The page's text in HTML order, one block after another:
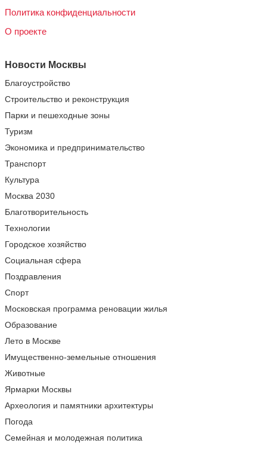
Политика конфиденциальности
О проекте
Новости Москвы
Благоустройство
Строительство и реконструкция
Парки и пешеходные зоны
Туризм
Экономика и предпринимательство
Транспорт
Культура
Москва 2030
Благотворительность
Технологии
Городское хозяйство
Социальная сфера
Поздравления
Спорт
Московская программа реновации жилья
Образование
Лето в Москве
Имущественно-земельные отношения
Животные
Ярмарки Москвы
Археология и памятники архитектуры
Погода
Семейная и молодежная политика